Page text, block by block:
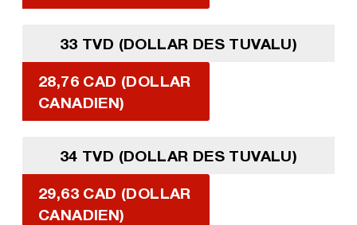
33 TVD (DOLLAR DES TUVALU)
28,76 CAD (DOLLAR
CANADIEN)
34 TVD (DOLLAR DES TUVALU)
29,63 CAD (DOLLAR
CANADIEN)